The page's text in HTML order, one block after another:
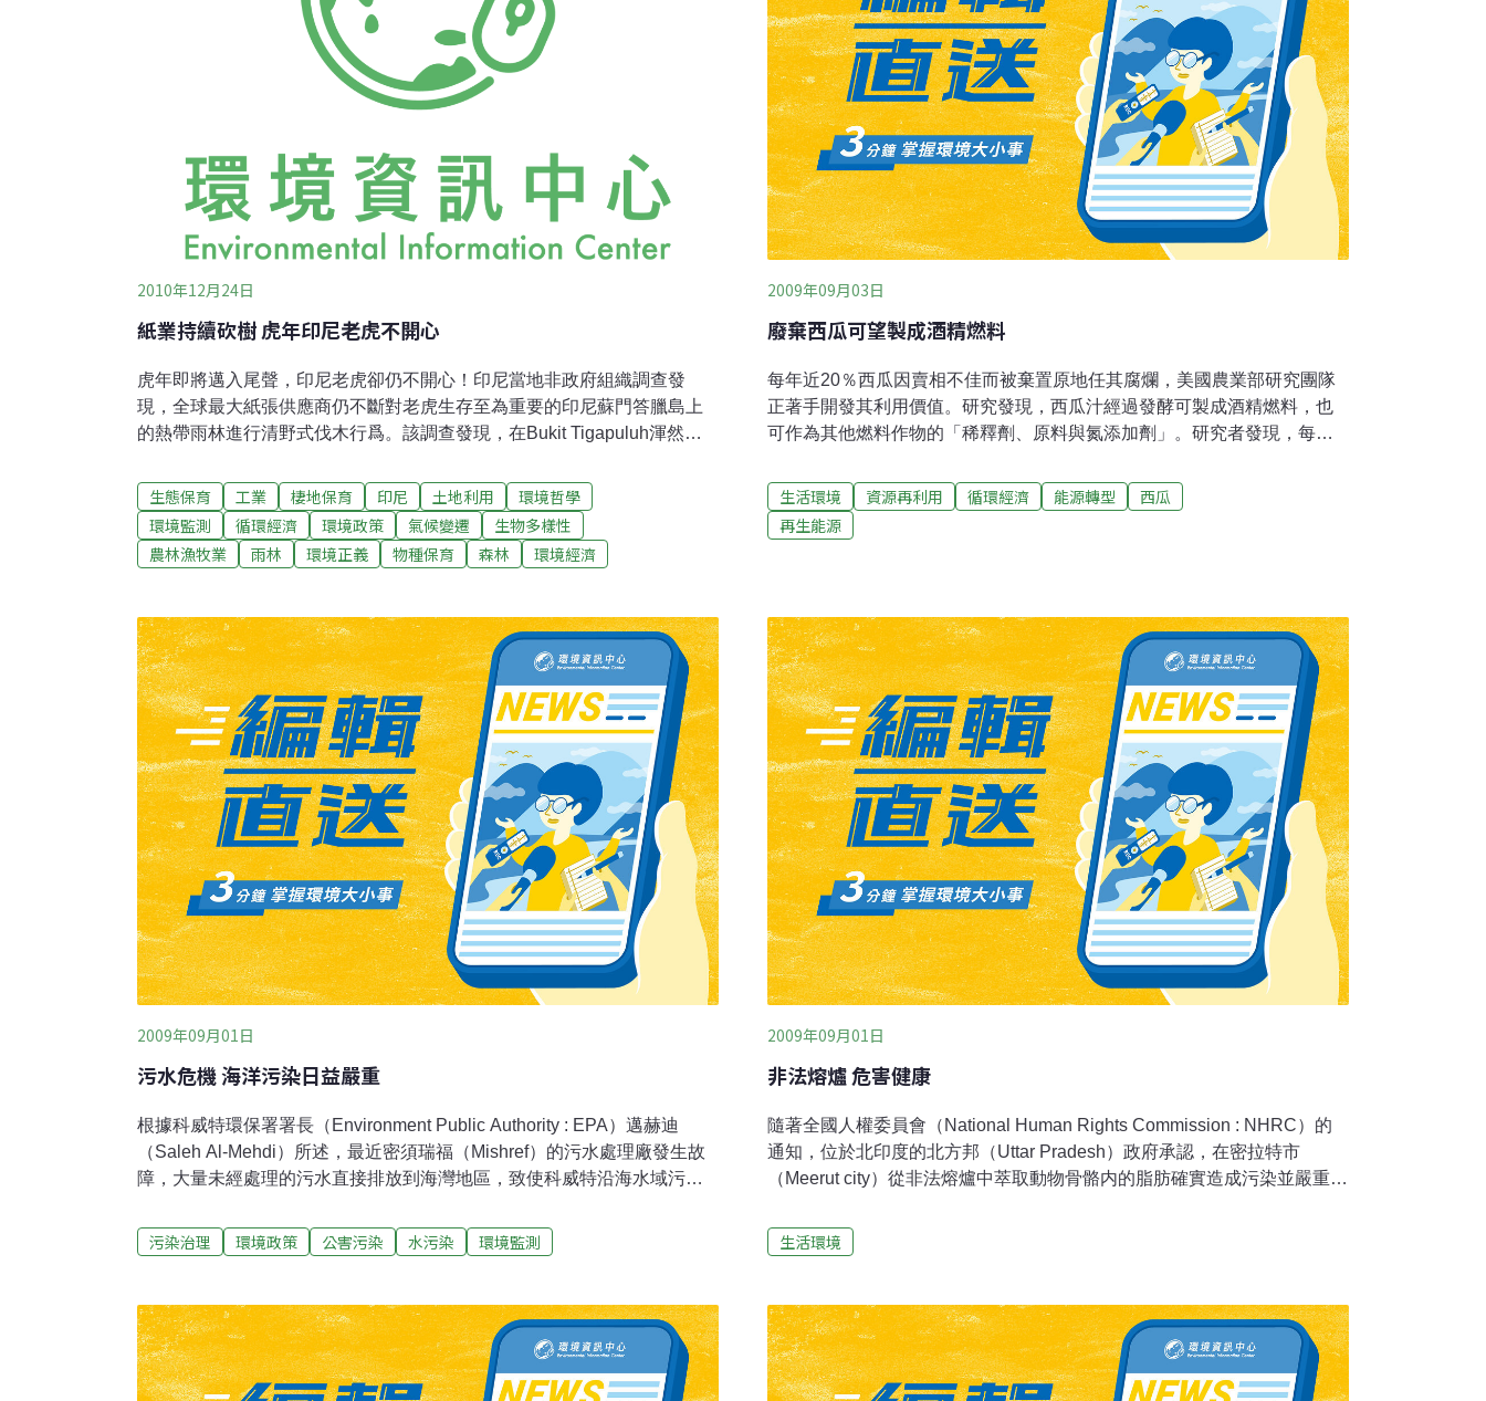
2010年12月24日
紙業持續砍樹 虎年印尼老虎不開心
虎年即將邁入尾聲，印尼老虎卻仍不開心！印尼當地非政府組織調查發
現，全球最大紙張供應商仍不斷對老虎生存至為重要的印尼蘇門答臘島上
的熱帶雨林進行清野式伐木行爲。該調查發現，在Bukit Tigapuluh渾然天
取得選擇性伐木特許權。這些公司向政府取得許可，爾後轉換成允許設立
工業林木砍伐設備的執照，有時甚至游走在法律邊緣。此擧使得清野式伐
木和建置商業性林木砍伐設備合法化，進而破壞了當地老虎家及其他瀕危
物種的棲地。同時也違背當初公司不砍伐高價值林木的說法。任職於環保
的調查發現，該公司在沒有經過適切的專業評估或是與利益相關者協商的
情況下，僅在當地即造成了約 6萬公頃森林遭到砍伐殆盡的命運。」
「Bukit Tigapuluh林地
生態保育 工業 棲地保育 印尼 土地利用
環境哲學
環境監測
循環經濟 環境政策 氣候變遷
生物多樣性
農林漁牧業
雨林 環境正義 物種保育 森林 環境經濟
2009年09月03日
廢棄西瓜可望製成酒精燃料
每年近20％西瓜因賣相不佳而被棄置原地任其腐爛，美國農業部研究團隊
正著手開發其利用價值。研究發現，西瓜汁經過發酵可製成酒精燃料，也
可作為其他燃料作物的「稀釋劑、原料與氮添加劑」。研究者發現，每公
西瓜可產出的燃料量有限，但仍可為農民增加自用燃料或額外收入來源，
而非只有堆肥或廢棄的命運。
生活環境 資源再利用 循環經濟 能源轉型
西瓜
再生能源
2009年09月01日
污水危機 海洋污染日益嚴重
根據科威特環保署署長（Environment Public Authority : EPA）邁赫迪
（Saleh Al-Mehdi）所述，最近密須瑞福（Mishref）的污水處理廠發生故
障，大量未經處理的污水直接排放到海灣地區，致使科威特沿海水域污染
在説明哪些沿海水域可以放心地游泳和從事捕魚活動，哪些水域基於保障
市民的健康被列爲禁區。
污染治理 環境政策 公害污染 水污染 環境監測
2009年09月01日
非法熔爐 危害健康
隨著全國人權委員會（National Human Rights Commission : NHRC）的
通知，位於北印度的北方邦（Uttar Pradesh）政府承認，在密拉特市
（Meerut city）從非法熔爐中萃取動物骨骼内的脂肪確實造成污染並嚴重危
日承認該事件對人體健康的影響，並表示將採取改善措施。據該官員透
露，委員會獲悉目前已成立24個團隊遏制非法熔爐萃取脂肪的行爲。
生活環境